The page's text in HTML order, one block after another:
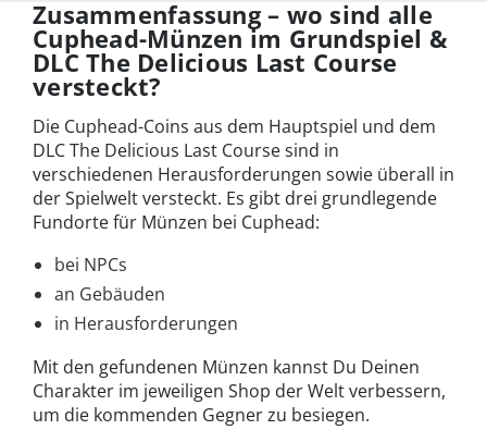
Zusammenfassung – wo sind alle
Cuphead-Münzen im Grundspiel &
DLC The Delicious Last Course
versteckt?
Die Cuphead-Coins aus dem Hauptspiel und dem
DLC The Delicious Last Course sind in
verschiedenen Herausforderungen sowie überall in
der Spielwelt versteckt. Es gibt drei grundlegende
Fundorte für Münzen bei Cuphead:
bei NPCs
an Gebäuden
in Herausforderungen
Mit den gefundenen Münzen kannst Du Deinen
Charakter im jeweiligen Shop der Welt verbessern,
um die kommenden Gegner zu besiegen.